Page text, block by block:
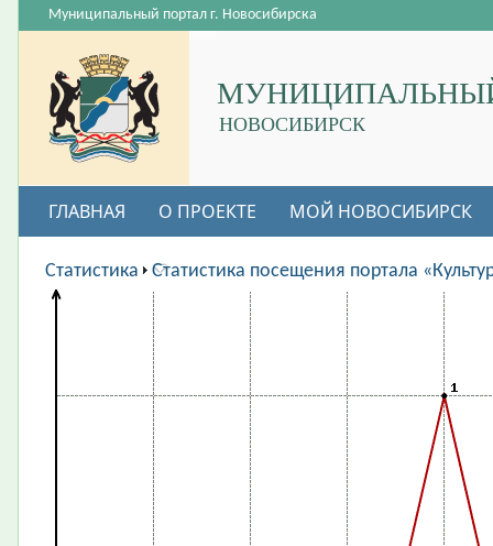
НОВОСИБИРСК
Муниципальный портал г. Новосибирска
ГЛАВНАЯ О ПРОЕКТЕ МОЙ НОВОСИБИРСК
ВАКАНСИИ
Статистика Статистика посещения портала